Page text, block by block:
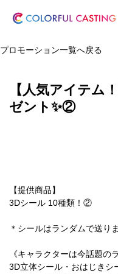
プロモーション一覧へ戻る
【人気アイテム
ゼント✨②
【提供商品】
3Dシール 10種類！②
＊シールはランダムで送りま
《キャラクターは今話題の
3D立体シール・おはじきシ